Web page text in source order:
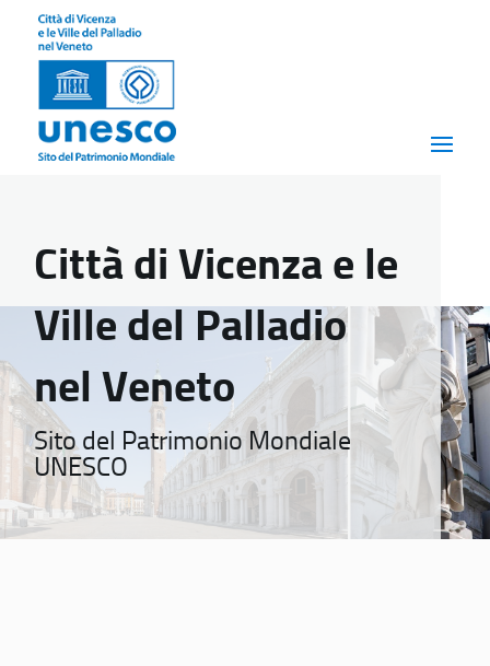
Città di Vicenza e le
Ville del Palladio
nel Veneto
Sito del Patrimonio Mondiale
UNESCO